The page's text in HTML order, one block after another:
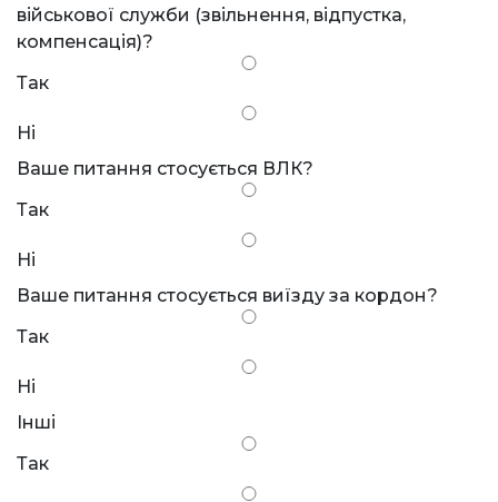
військової служби (звільнення, відпустка,
компенсація)?
Так
Ні
Ваше питання стосується ВЛК?
Так
Ні
Ваше питання стосується виїзду за кордон?
Так
Ні
Інші
Так